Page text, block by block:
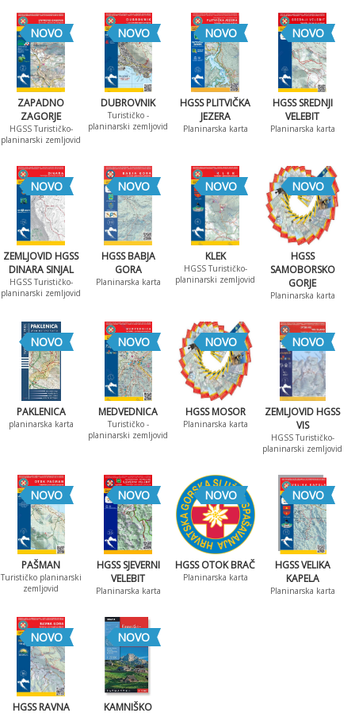
NOVO
ZAPADNO
ZAGORJE
HGSS Turističko-
planinarski zemljovid
NOVO
DUBROVNIK
Turističko -
planinarski zemljovid
NOVO
HGSS PLITVIČKA
JEZERA
Planinarska karta
NOVO
HGSS SREDNJI
VELEBIT
Planinarska karta
NOVO
ZEMLJOVID HGSS
DINARA SINJAL
HGSS Turističko-
planinarski zemljovid
NOVO
HGSS BABJA
GORA
Planinarska karta
NOVO
KLEK
HGSS Turističko-
planinarski zemljovid
NOVO
HGSS
SAMOBORSKO
GORJE
Planinarska karta
NOVO
PAKLENICA
planinarska karta
NOVO
MEDVEDNICA
Turističko -
planinarski zemljovid
NOVO
HGSS MOSOR
Planinarska karta
NOVO
ZEMLJOVID HGSS
VIS
HGSS Turističko-
planinarski zemljovid
NOVO
PAŠMAN
Turističko planinarski
zemljovid
NOVO
HGSS SJEVERNI
VELEBIT
Planinarska karta
NOVO
HGSS OTOK BRAČ
Planinarska karta
NOVO
HGSS VELIKA
KAPELA
Planinarska karta
NOVO
HGSS RAVNA
NOVO
KAMNIŠKO